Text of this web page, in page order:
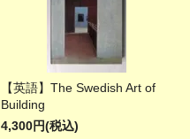
【英語】The Swedish Art of
Building
4,300円(税込)